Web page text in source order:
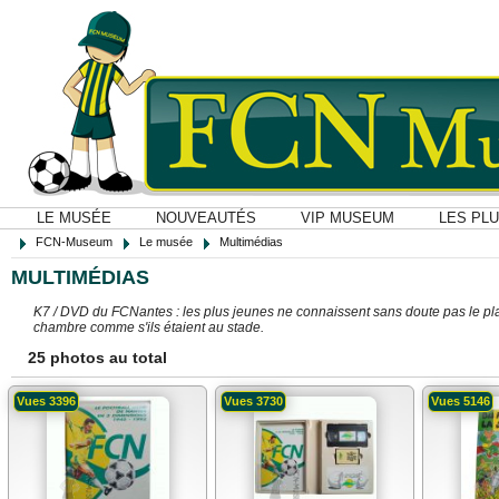
LE MUSÉE NOUVEAUTÉS VIP MUSEUM LES
FCN-Museum Le musée Multimédias
MULTIMÉDIAS
K7 / DVD du FCNantes : les plus jeunes ne connaissent sans doute pas le
chambre comme s'ils étaient au stade.
25 photos au total
Vues 3396 Vues 3730 Vues 5146